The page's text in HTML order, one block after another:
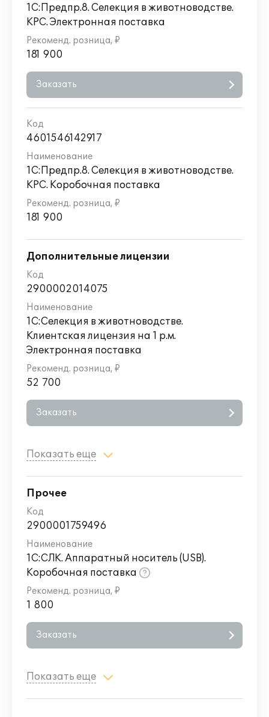
1С:Предпр.8. Селекция в животноводстве.
КРС. Электронная поставка
181 900
Заказать
4601546142917
1С:Предпр.8. Селекция в животноводстве.
КРС. Коробочная поставка
181 900
Дополнительные лицензии
2900002014075
1С:Селекция в животноводстве.
Клиентская лицензия на 1 р.м.
Электронная поставка
52 700
Заказать
Показать еще
Прочее
2900001759496
1С:СЛК. Аппаратный носитель (USB).
Коробочная поставка
1 800
Заказать
Показать еще